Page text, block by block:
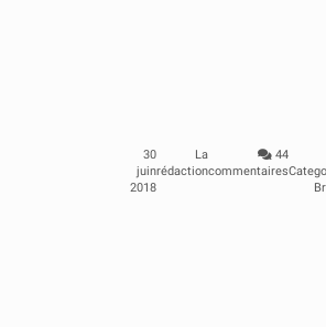
30
juin
2018
La
rédaction
44
commentaires